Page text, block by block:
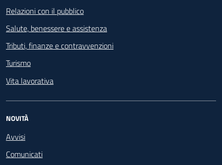
Relazioni con il pubblico
Salute, benessere e assistenza
Tributi, finanze e contravvenzioni
Turismo
Vita lavorativa
NOVITÀ
Avvisi
Comunicati